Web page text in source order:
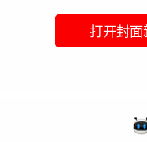
打开封面